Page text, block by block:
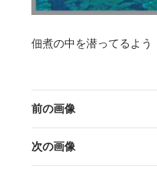
佃煮の中を潜ってるよう
前の画像
次の画像